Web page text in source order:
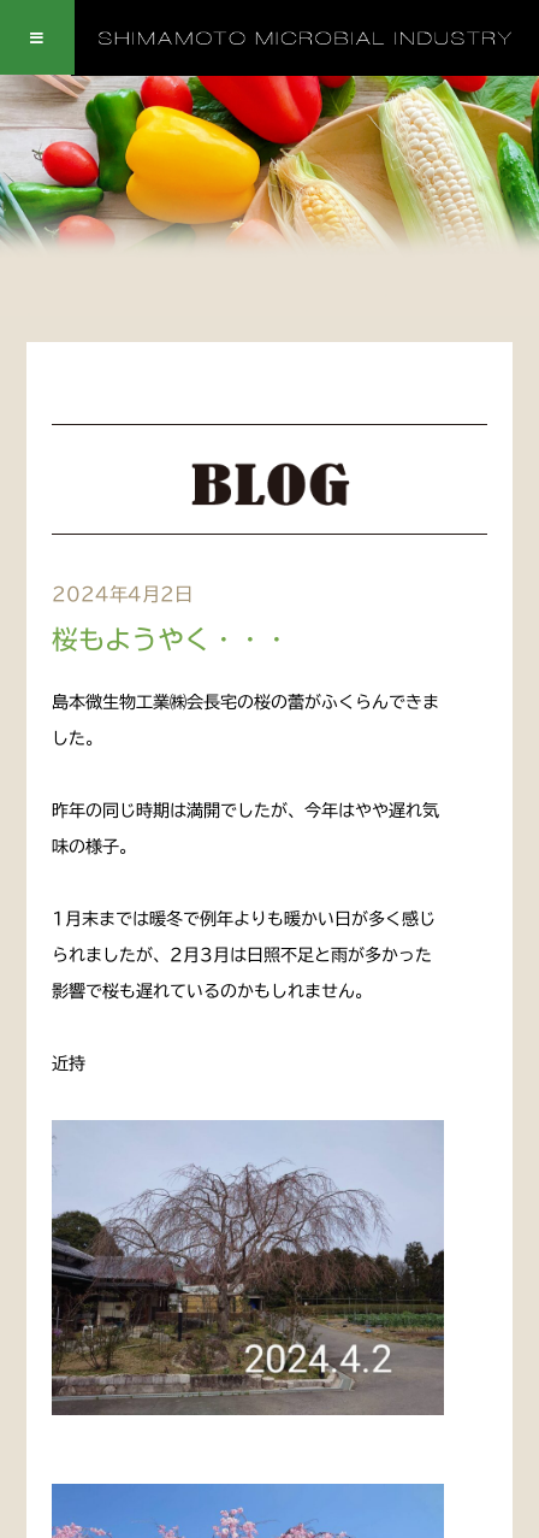
2024年4月2日
桜もようやく・・・
島本微生物工業㈱会長宅の桜の蕾がふくらんできま
した。
昨年の同じ時期は満開でしたが、今年はやや遅れ気
味の様子。
1月末までは暖冬で例年よりも暖かい日が多く感じ
られましたが、2月3月は日照不足と雨が多かった
影響で桜も遅れているのかもしれません。
近持